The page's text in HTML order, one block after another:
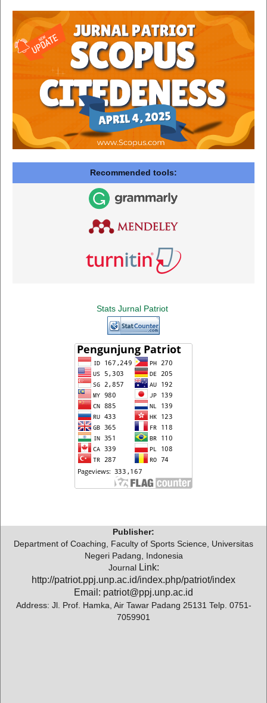
Recommended tools:
Stats Jurnal Patriot
Publisher:
Department of Coaching, Faculty of Sports Science, Universitas
Negeri Padang, Indonesia
Journal Link:
http://patriot.ppj.unp.ac.id/index.php/patriot/index
Email: patriot@ppj.unp.ac.id
Address: Jl. Prof. Hamka, Air Tawar Padang 25131 Telp. 0751-
7059901